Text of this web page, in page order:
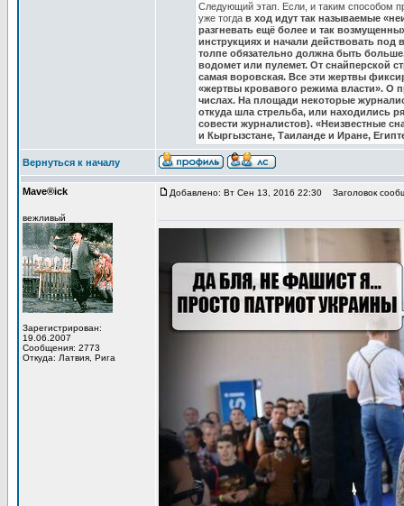
Следующий этап. Если, и таким способом
уже тогда в ход идут так называемые
разгневать ещё более и так
инструкциях и начали действовать
толпе обязательно должна быть
водомет или пулемет. От снайперской
самая воровская. Все эти жертвы
«жертвы кровавого режима власти». О
числах. На площади некоторые
откуда шла стрельба, или находились
совести журналистов). «Неизвестные
и Кыргызстане, Таиланде и Иране,
Вернуться к началу
Mave®ick
вежливый
Зарегистрирован:
19.06.2007
Сообщения: 2773
Откуда: Латвия, Рига
Добавлено: Вт Сен 13, 2016 22:30 Заголовок